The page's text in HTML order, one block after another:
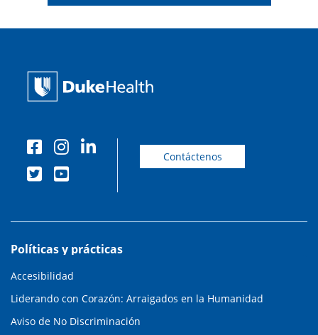
Contáctenos
Políticas y prácticas
Accesibilidad
Liderando con Corazón: Arraigados en la Humanidad
Aviso de No Discriminación